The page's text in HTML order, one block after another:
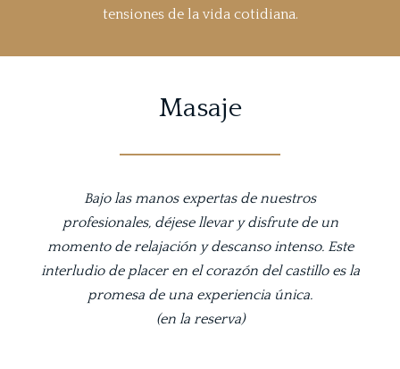
tensiones de la vida cotidiana.
Masaje
Bajo las manos expertas de nuestros
profesionales, déjese llevar y disfrute de un
momento de relajación y descanso intenso. Este
interludio de placer en el corazón del castillo es la
promesa de una experiencia única.
(en la reserva)